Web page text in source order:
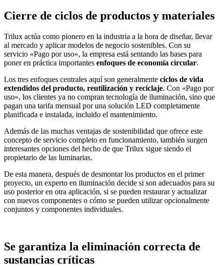
Cierre de ciclos de productos y materiales
Trilux actúa como pionero en la industria a la hora de diseñar, llevar
al mercado y aplicar modelos de negocio sostenibles. Con su
servicio «Pago por uso», la empresa está sentando las bases para
poner en práctica importantes enfoques de economía circular.
Los tres enfoques centrales aquí son generalmente ciclos de vida
extendidos del producto, reutilización y reciclaje. Con «Pago por
uso», los clientes ya no compran tecnología de iluminación, sino que
pagan una tarifa mensual por una solución LED completamente
planificada e instalada, incluido el mantenimiento.
Además de las muchas ventajas de sostenibilidad que ofrece este
concepto de servicio completo en funcionamiento, también surgen
interesantes opciones del hecho de que Trilux sigue siendo el
propietario de las luminarias.
De esta manera, después de desmontar los productos en el primer
proyecto, un experto en iluminación decide si son adecuados para su
uso posterior en otra aplicación, si se pueden restaurar y actualizar
con nuevos componentes o cómo se pueden utilizar opcionalmente
conjuntos y componentes individuales.
Se garantiza la eliminación correcta de
sustancias críticas